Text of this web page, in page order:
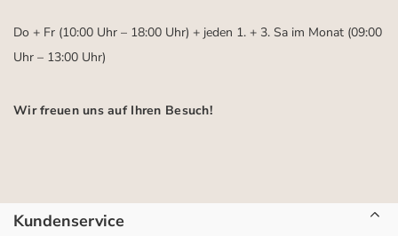
Do + Fr (10:00 Uhr – 18:00 Uhr) + jeden 1. + 3. Sa im Monat (09:00
Uhr – 13:00 Uhr)
Wir freuen uns auf Ihren Besuch!
Kundenservice